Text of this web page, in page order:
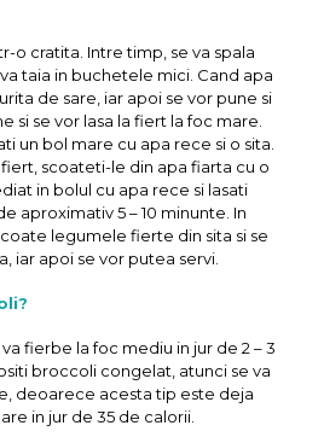
o cratita. Intre timp, se va spala
taia in buchetele mici. Cand apa
de sare, iar apoi se vor pune si
si se vor lasa la fiert la foc mare.
un bol mare cu apa rece si o sita.
scoateti-le din apa fiarta cu o
in bolul cu apa rece si lasati
aproximativ 5 – 10 minunte. In
legumele fierte din sita si se
iar apoi se vor putea servi.
fierbe la foc mediu in jur de 2 – 3
broccoli congelat, atunci se va
deoarece acesta tip este deja
in jur de 35 de calorii.